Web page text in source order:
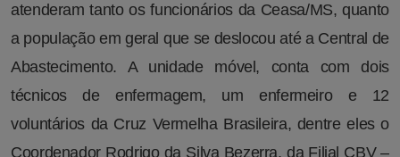
atenderam tanto os funcionários da Ceasa/MS, quanto
a população em geral que se deslocou até a Central de
Abastecimento. A unidade móvel, conta com dois
técnicos de enfermagem, um enfermeiro e 12
voluntários da Cruz Vermelha Brasileira, dentre eles o
Coordenador Rodrigo da Silva Bezerra, da Filial CBV –